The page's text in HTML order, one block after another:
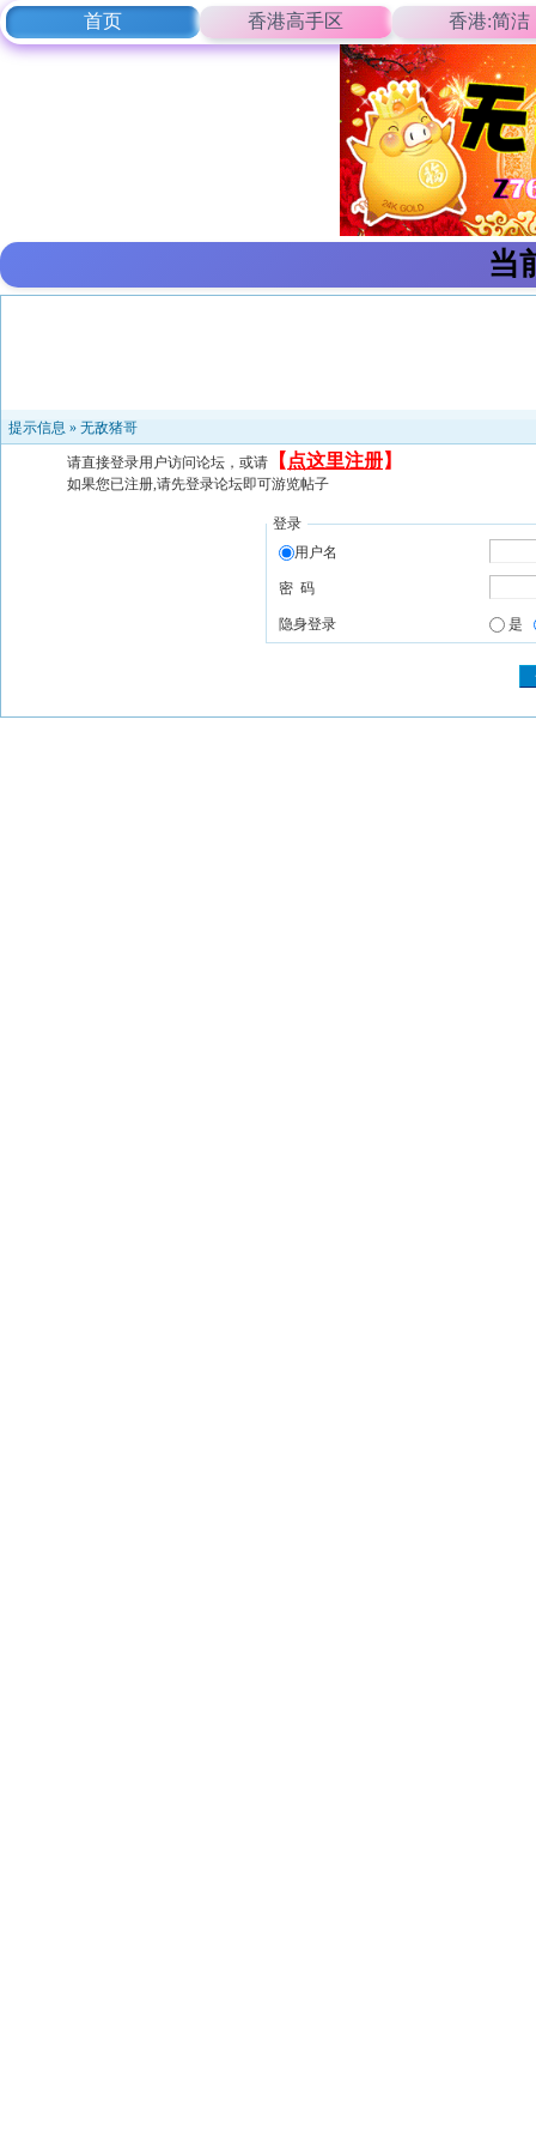
首页 香港高手区 香港:简洁
当
提示信息 » 无敌猪哥
请直接登录用户访问论坛，或请 【 点这里注册】
如果您已注册,请先登录论坛即可游览帖子
登录
用户名
密 码
隐身登录 是